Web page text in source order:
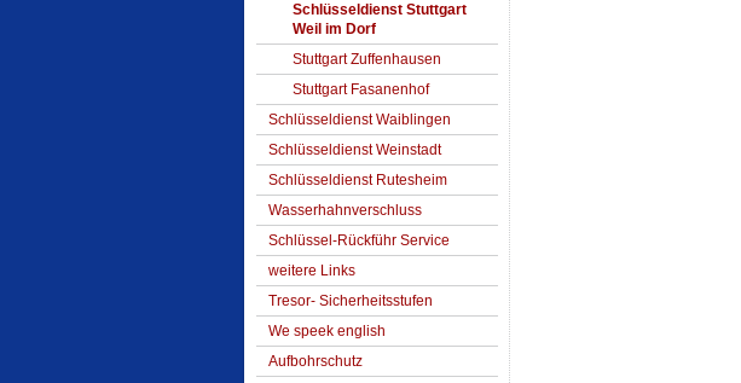
Schlüsseldienst Stuttgart
Weil im Dorf
Stuttgart Zuffenhausen
Stuttgart Fasanenhof
Schlüsseldienst Waiblingen
Schlüsseldienst Weinstadt
Schlüsseldienst Rutesheim
Wasserhahnverschluss
Schlüssel-Rückführ Service
weitere Links
Tresor- Sicherheitsstufen
We speek english
Aufbohrschutz